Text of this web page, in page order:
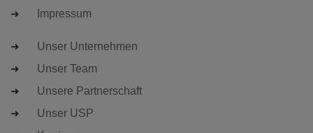
Impressum
Unser Unternehmen
Unser Team
Unsere Partnerschaft
Unser USP